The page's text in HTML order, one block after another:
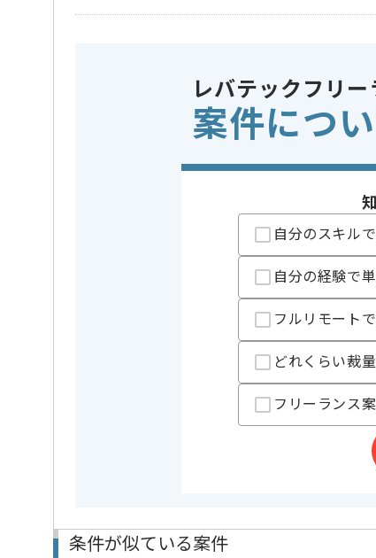
特徴
20代
精算条件
有
レバテックでの実績がある企業の案件でございます
Javaでの開発経験を活かすことができます。
複数案件を保有している企業ですので、
ご経験と実績に応じてスライド案件のご提案も差
新しいアイディアや技術を積極的に導入し、
経験豊富なエンジニアと成長が出来る環境でござ
スキルアップされたい方、長期的に参画されたい
レバテックフリー
案件につ
自分のスキル
自分の経験で
フルリモート
どれくらい裁
フリーランス
条件が似ている案件